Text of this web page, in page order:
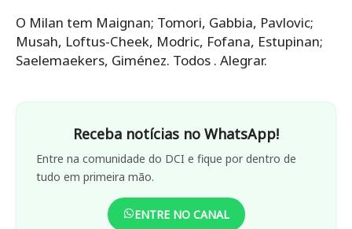
O Milan tem Maignan; Tomori, Gabbia, Pavlovic;
Musah, Loftus-Cheek, Modric, Fofana, Estupinan;
Saelemaekers, Giménez. Todos . Alegrar.
Receba notícias no WhatsApp!
Entre na comunidade do DCI e fique por dentro de
tudo em primeira mão.
ENTRE NO CANAL